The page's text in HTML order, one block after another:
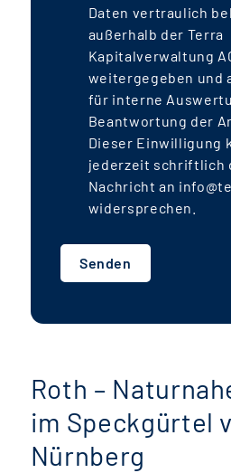
Daten vertraulich
außerhalb der Terra
Kapitalverwaltung
weitergegeben und
für interne
Beantwortung der
Dieser Einwilligung
jederzeit schriftlich
Nachricht an
widersprechen.
Senden
Roth –
im Speckgürtel
Nürnberg